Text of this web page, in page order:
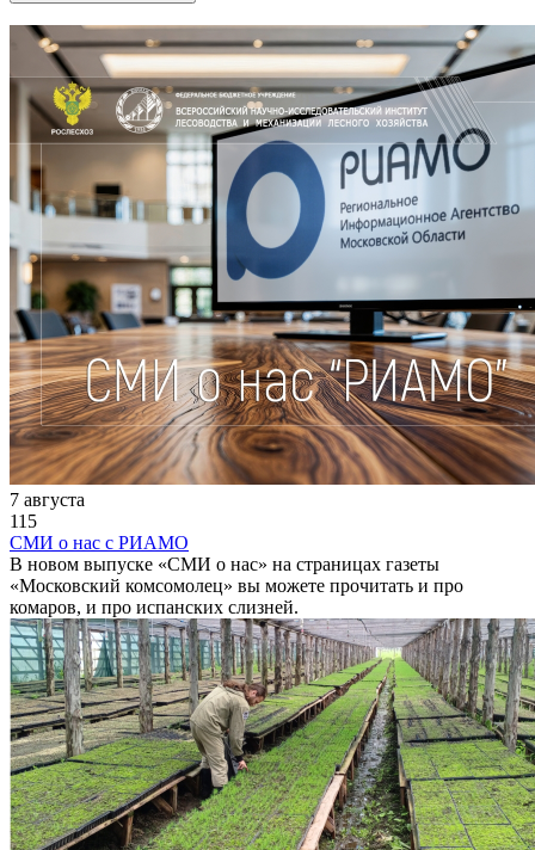
7 августа
115
СМИ о нас с РИАМО
В новом выпуске «СМИ о нас» на страницах газеты
«Московский комсомолец» вы можете прочитать и про
комаров, и про испанских слизней.